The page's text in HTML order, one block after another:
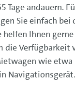
Tage andauern.
Sie einfach
helfen Ihnen
die Verfügbarkeit
wie etwa
Navigationsgerät.